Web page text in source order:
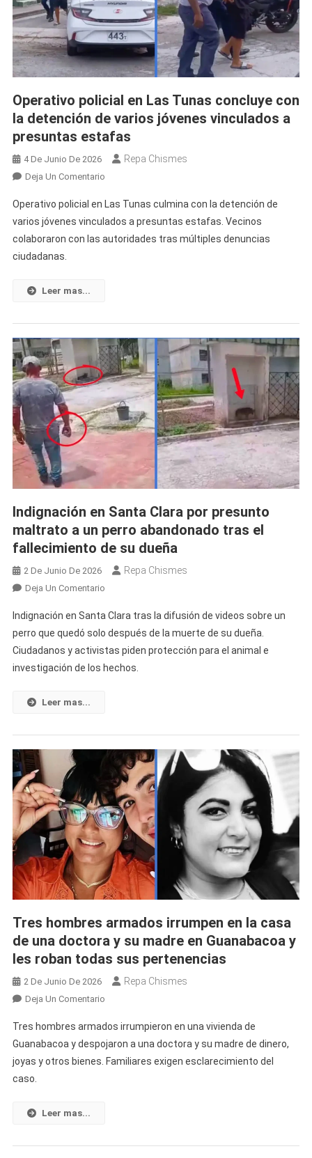
Vivienda
En
Camagüey
Operativo policial en Las Tunas concluye con
la detención de varios jóvenes vinculados a
presuntas estafas
4 De Junio De 2026 Repa Chismes
Deja Un ComentarioEn
Policial
En
Las
De
Varios
Jóvenes
Vinculados
A
Presuntas
Estafas
Operativo policial en Las Tunas culmina con la detención de
varios jóvenes vinculados a presuntas estafas. Vecinos
colaboraron con las autoridades tras múltiples denuncias
ciudadanas.
Leer mas...
Indignación en Santa Clara por presunto
maltrato a un perro abandonado tras el
fallecimiento de su dueña
2 De Junio De 2026 Repa Chismes
Deja Un ComentarioEn
En
Santa
Clara
Por
Perro
Abandonado
Tras
El
Fallecimiento
De
Su
Dueña
Indignación en Santa Clara tras la difusión de videos sobre un
perro que quedó solo después de la muerte de su dueña.
Ciudadanos y activistas piden protección para el animal e
investigación de los hechos.
Leer mas...
Tres hombres armados irrumpen en la casa
de una doctora y su madre en Guanabacoa y
les roban todas sus pertenencias
2 De Junio De 2026 Repa Chismes
Deja Un ComentarioEn
Hombres
Armados
Irrumpen
Tres hombres armados irrumpieron en una vivienda de
Guanabacoa y despojaron a una doctora y su madre de dinero,
joyas y otros bienes. Familiares exigen esclarecimiento del
caso.
Leer mas...